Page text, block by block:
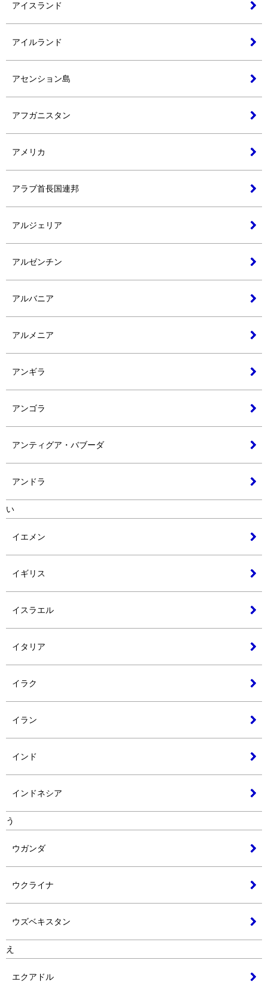
アイスランド
アイルランド
アセンション島
アフガニスタン
アメリカ
アラブ首長国連邦
アルジェリア
アルゼンチン
アルバニア
アルメニア
アンギラ
アンゴラ
アンティグア・バブーダ
アンドラ
い
イエメン
イギリス
イスラエル
イタリア
イラク
イラン
インド
インドネシア
う
ウガンダ
ウクライナ
ウズベキスタン
え
エクアドル